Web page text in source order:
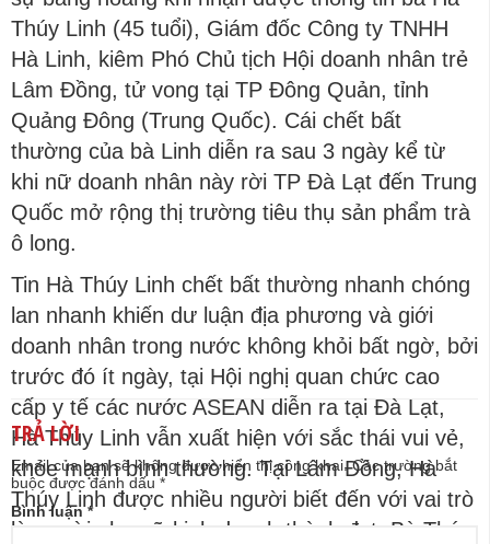
Thúy Linh (45 tuổi), Giám đốc Công ty TNHH
Hà Linh, kiêm Phó Chủ tịch Hội doanh nhân trẻ
Lâm Đồng, tử vong tại TP Đông Quản, tỉnh
Quảng Đông (Trung Quốc). Cái chết bất
thường của bà Linh diễn ra sau 3 ngày kể từ
khi nữ doanh nhân này rời TP Đà Lạt đến Trung
Quốc mở rộng thị trường tiêu thụ sản phẩm trà
ô long.
Tin Hà Thúy Linh chết bất thường nhanh chóng
lan nhanh khiến dư luận địa phương và giới
doanh nhân trong nước không khỏi bất ngờ, bởi
trước đó ít ngày, tại Hội nghị quan chức cao
cấp y tế các nước ASEAN diễn ra tại Đà Lạt,
Hà Thúy Linh vẫn xuất hiện với sắc thái vui vẻ,
khỏe mạnh bình thường. Tại Lâm Đồng, Hà
Thúy Linh được nhiều người biết đến với vai trò
là người phụ nữ kinh doanh thành đạt. Bà Thúy
TRẢ LỜI
Email của bạn sẽ không được hiển thị công khai. Các trường bắt
buộc được đánh dấu *
Bình luận*